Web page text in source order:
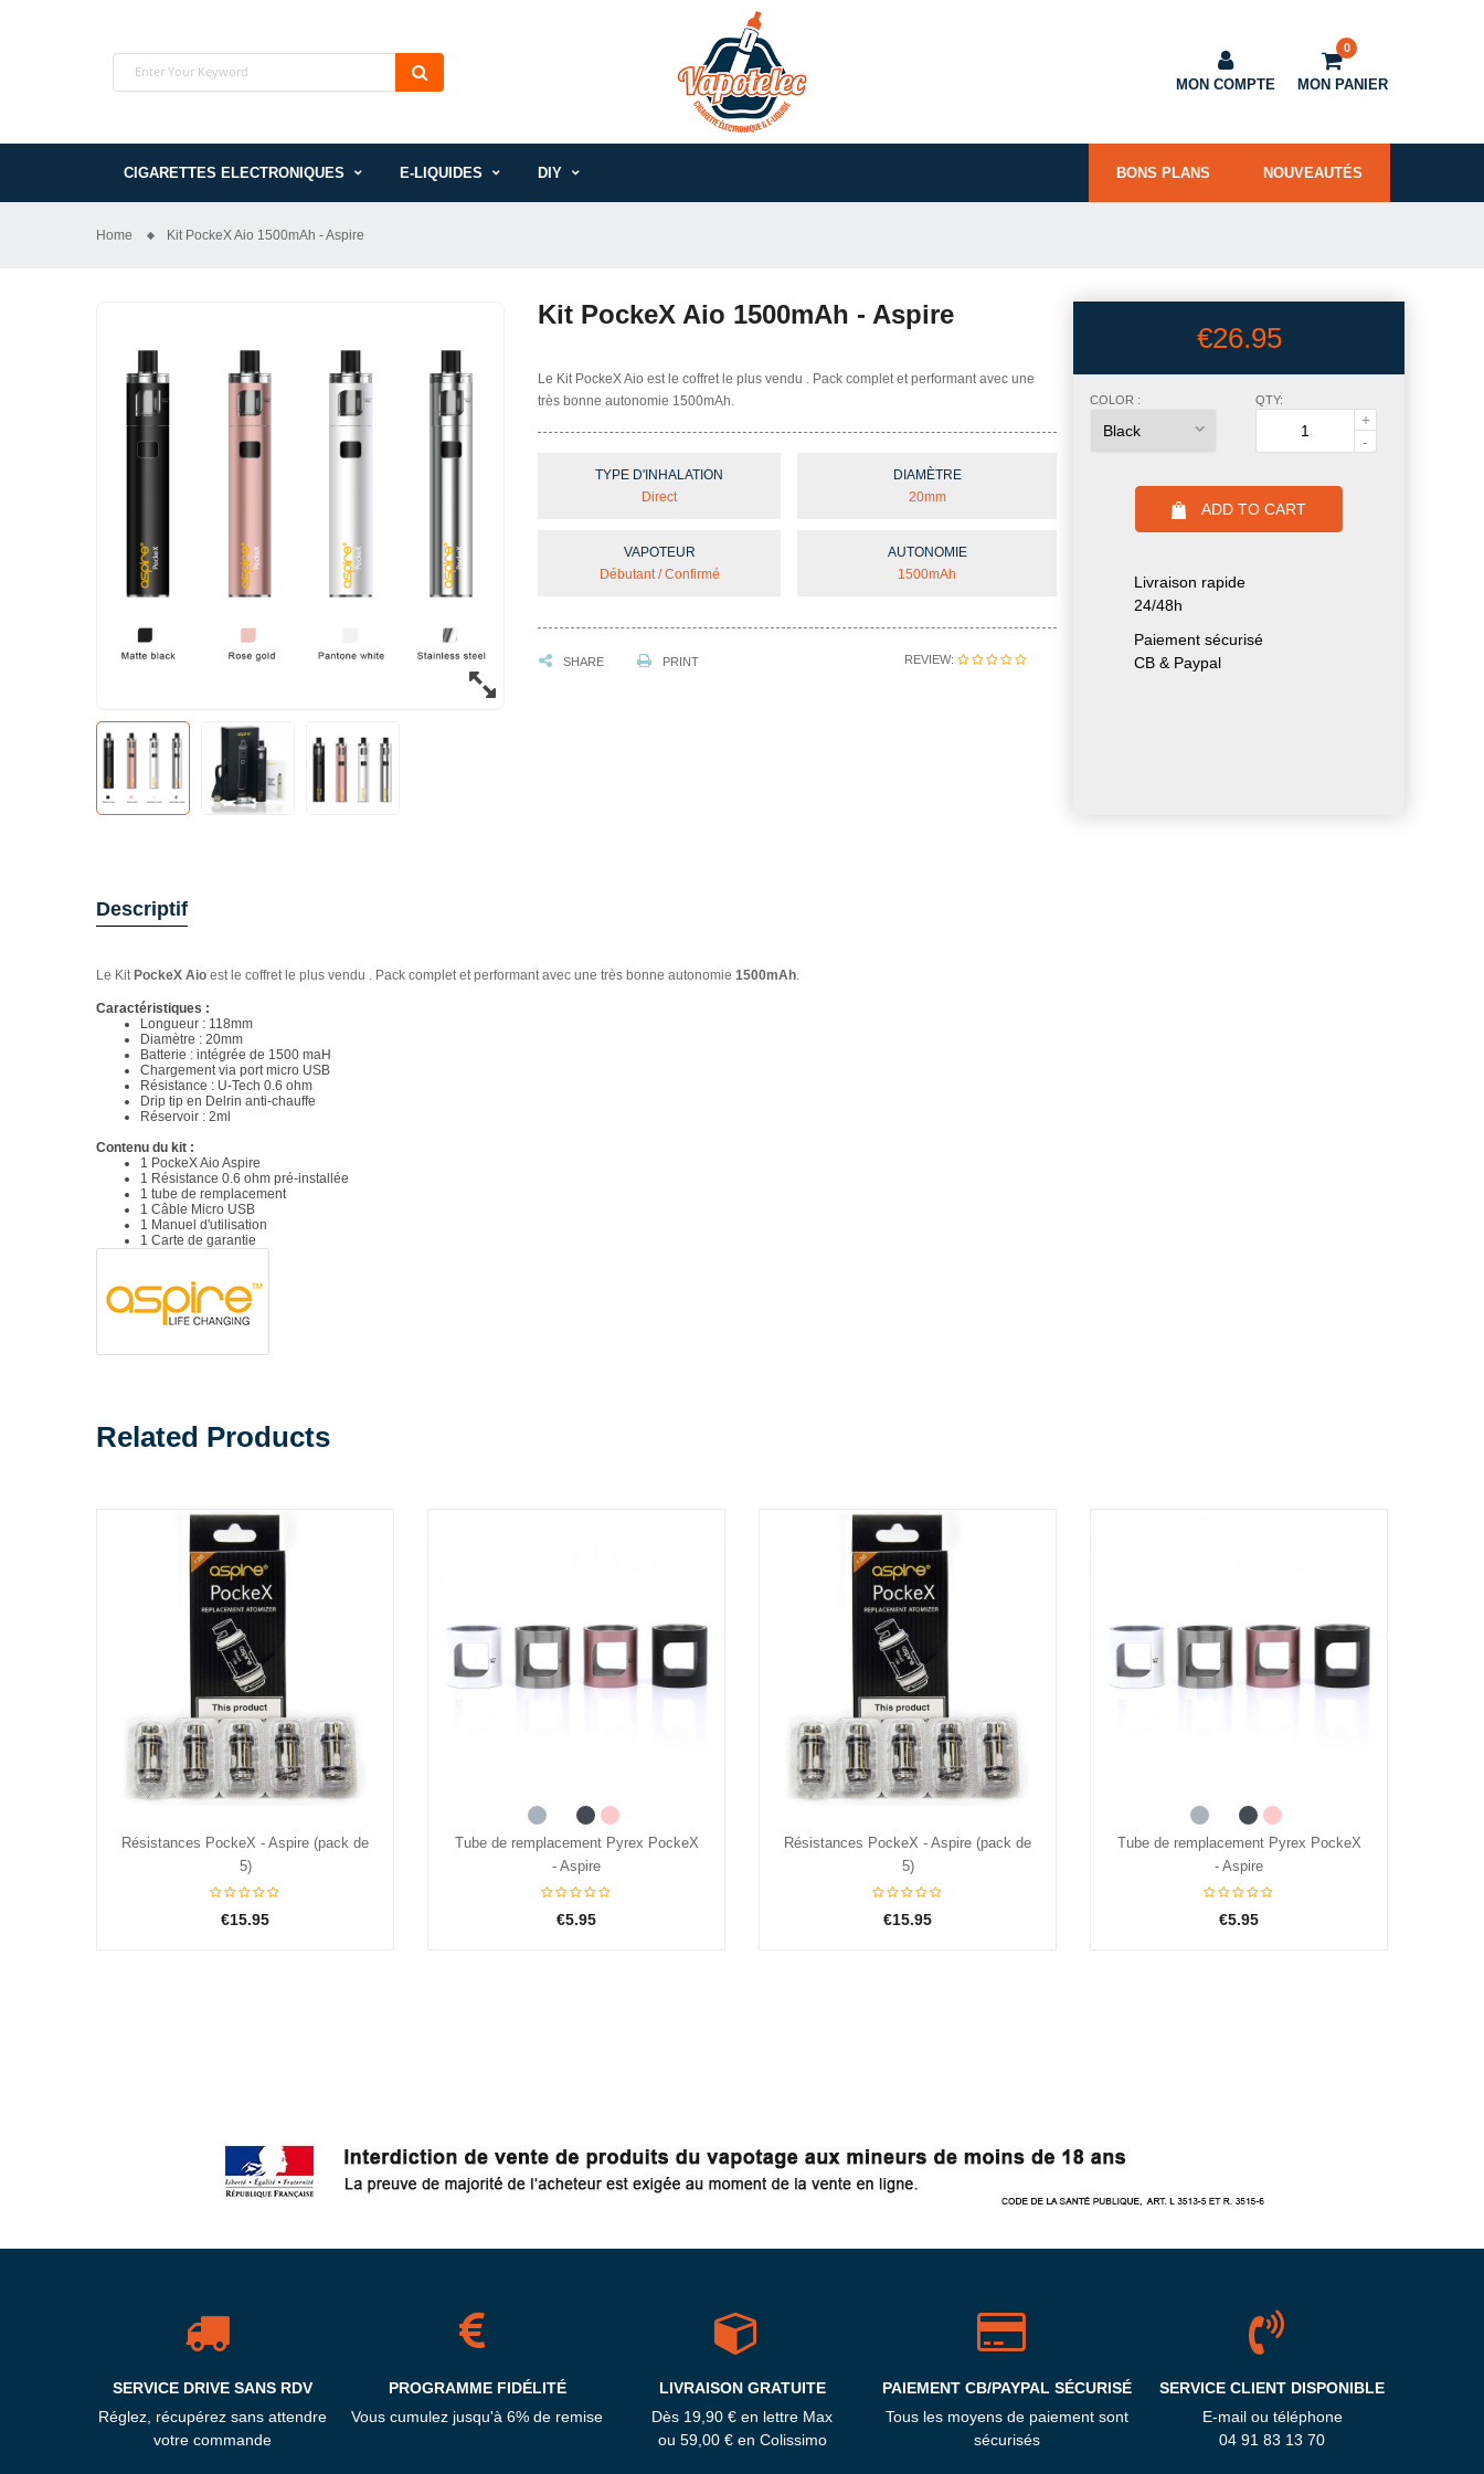
MON COMPTE
0
MON PANIER
CIGARETTES ELECTRONIQUES E-LIQUIDES DIY NOUVEAUTÉS
BONS PLANS
Home Kit PockeX Aio 1500mAh - Aspire
Kit PockeX Aio 1500mAh - Aspire
Le Kit PockeX Aio est le coffret le plus vendu . Pack complet et performant avec une
très bonne autonomie 1500mAh.
TYPE D'INHALATION
Direct
DIAMÈTRE
20mm
VAPOTEUR
Débutant / Confirmé
AUTONOMIE
1500mAh
SHARE PRINT REVIEW:
€26.95
COLOR : QTY:
ADD TO CART
Livraison rapide
24/48h
Paiement sécurisé
CB & Paypal
Descriptif
Le Kit PockeX Aio est le coffret le plus vendu . Pack complet et performant avec une très bonne autonomie 1500mAh.
Caractéristiques :
Longueur : 118mm
Diamètre : 20mm
Batterie : intégrée de 1500 maH
Chargement via port micro USB
Résistance : U-Tech 0.6 ohm
Drip tip en Delrin anti-chauffe
Réservoir : 2ml
Contenu du kit :
1 PockeX Aio Aspire
1 Résistance 0.6 ohm pré-installée
1 tube de remplacement
1 Câble Micro USB
1 Manuel d'utilisation
1 Carte de garantie
Related Products
Tube de remplacement Pyrex PockeX
- Aspire
€5.95
Résistances PockeX - Aspire (pack de
5)
€15.95
Tube de remplacement Pyrex PockeX
- Aspire
€5.95
Résistances PockeX - Aspire (pack de
5)
€15.95
SERVICE DRIVE SANS RDV
Réglez, récupérez sans attendre
votre commande
PROGRAMME FIDÉLITÉ
Vous cumulez jusqu'à 6% de remise
LIVRAISON GRATUITE
Dès 19,90 € en lettre Max
ou 59,00 € en Colissimo
PAIEMENT CB/PAYPAL SÉCURISÉ
Tous les moyens de paiement sont
sécurisés
SERVICE CLIENT DISPONIBLE
E-mail ou téléphone
04 91 83 13 70